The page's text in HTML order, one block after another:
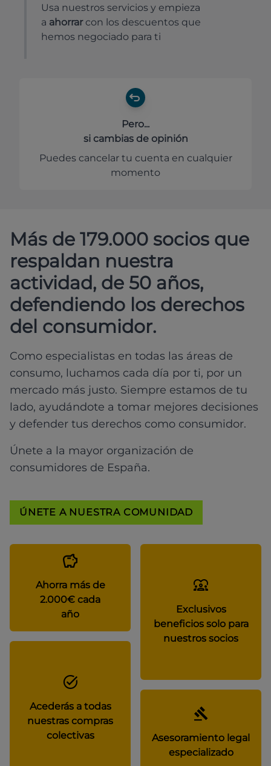
Usa nuestros servicios y empieza
a ahorrar con los descuentos que
hemos negociado para ti
Pero...
si cambias de opinión
Puedes cancelar tu cuenta en cualquier
momento
Más de 179.000 socios que
respaldan nuestra
actividad, de 50 años,
defendiendo los derechos
del consumidor.
Como especialistas en todas las áreas de
consumo, luchamos cada día por ti, por un
mercado más justo. Siempre estamos de tu
lado, ayudándote a tomar mejores decisiones
y defender tus derechos como consumidor.
Únete a la mayor organización de
consumidores de España.
ÚNETE A NUESTRA COMUNIDAD
Ahorra más de
2.000€ cada
año
Exclusivos
beneficios solo para
nuestros socios
Acederás a todas
nuestras compras
colectivas
Asesoramiento legal
especializado